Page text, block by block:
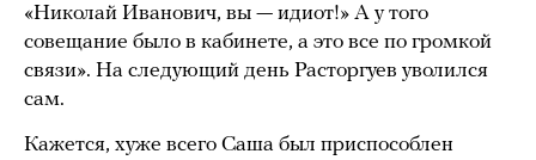
«Николай Иванович, вы — идиот!» А у того
совещание было в кабинете, а это все по громкой
связи». На следующий день Расторгуев уволился
сам.
Кажется, хуже всего Саша был приспособлен